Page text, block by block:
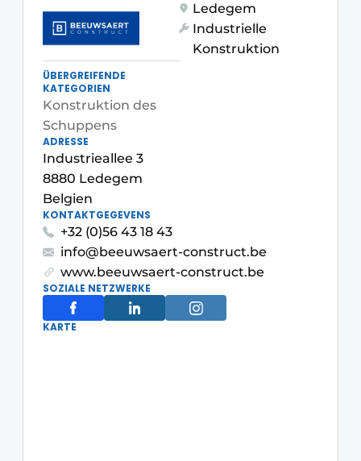
Ledegem
Industrielle
Konstruktion
ÜBERGREIFENDE
KATEGORIEN
Konstruktion des
Schuppens
ADRESSE
Industrieallee 3
8880 Ledegem
Belgien
KONTAKTGEGEVENS
+32 (0)56 43 18 43
info@beeuwsaert-construct.be
www.beeuwsaert-construct.be
SOZIALE NETZWERKE
KARTE